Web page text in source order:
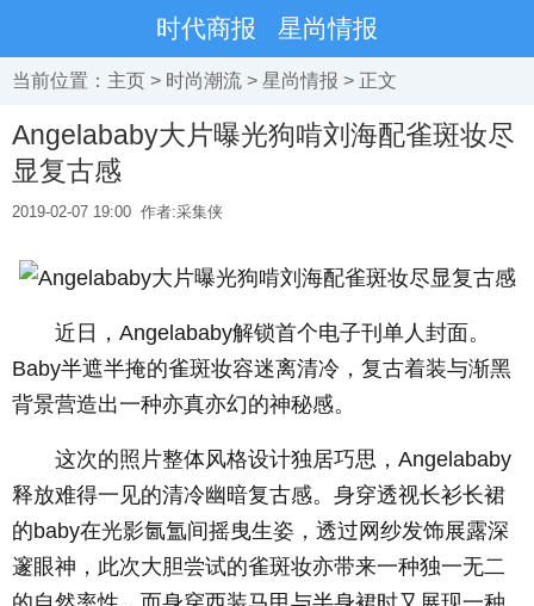
时代商报 星尚情报
当前位置： 主页 > 时尚潮流 > 星尚情报 > 正文
Angelababy大片曝光狗啃刘海配雀斑妆尽
显复古感
2019-02-07 19:00 作者:采集侠
近日，Angelababy解锁首个电子刊单人封面。
Baby半遮半掩的雀斑妆容迷离清冷，复古着装与渐黑
背景营造出一种亦真亦幻的神秘感。
这次的照片整体风格设计独居巧思，Angelababy
释放难得一见的清冷幽暗复古感。身穿透视长衫长裙
的baby在光影氤氲间摇曳生姿，透过网纱发饰展露深
邃眼神，此次大胆尝试的雀斑妆亦带来一种独一无二